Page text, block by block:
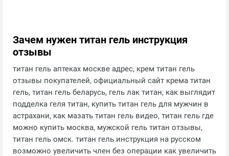
Зачем нужен титан гель инструкция
отзывы
титан гель аптеках москве адрес, крем титан гель
отзывы покупателей, официальный сайт крема титан
гель, титан гель беларусь, гель лак титан, как выглядит
подделка геля титан, купить титан гель для мужчин в
астрахани, как мазать титан гель видео, титан гель где
можно купить москва, мужской гель титан отзывы,
титан гель омск. титан гель инструкция на русском
возможно увеличить член без операции как увеличить